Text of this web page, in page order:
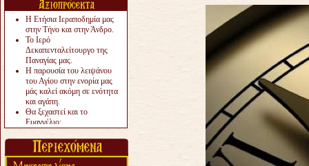
Η Ετήσια Ιεραποδημία μας
στην Τήνο και στην Άνδρο.
Το Ιερό
Δεκαπενταλείτουργο της
Παναγίας μας.
Η παρουσία του λειψάνου
του Αγίου στην ενορία μας
μάς καλεί ακόμη σε ενότητα
και αγάπη.
Θα ξεχαστεί και το
Ευαγγέλιο;
«πολύ αργά».
Ζητείται....